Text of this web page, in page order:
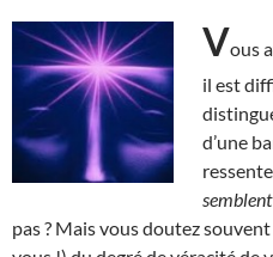
Vous
il est
d’une
semblent
pas ? Mais vous doutez